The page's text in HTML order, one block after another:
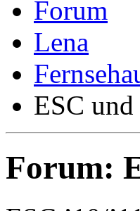
Forum
Lena
ESC und
Forum: